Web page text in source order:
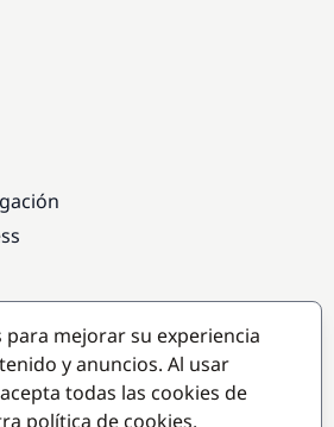
mejorar su experiencia
y anuncios. Al usar
todas las cookies de
política de cookies.